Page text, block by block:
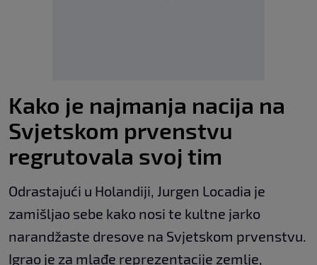
Kako je najmanja nacija na
Svjetskom prvenstvu
regrutovala svoj tim
Odrastajući u Holandiji, Jurgen Locadia je
zamišljao sebe kako nosi te kultne jarko
narandžaste dresove na Svjetskom prvenstvu.
Igrao je za mlađe reprezentacije zemlje,